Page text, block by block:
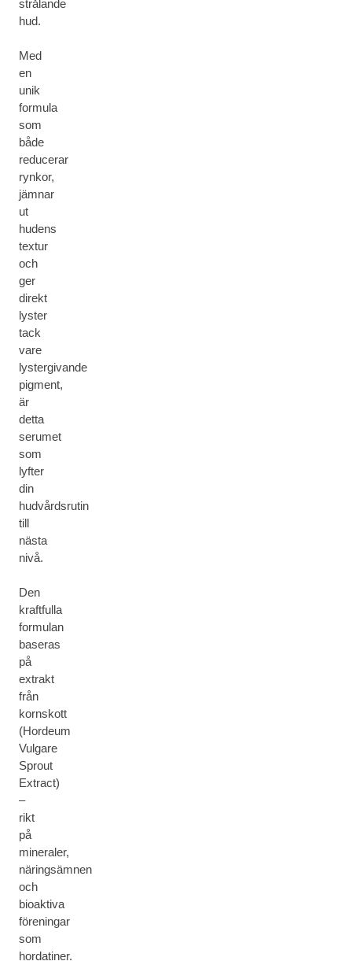
strålande
hud.
Med
en
unik
formula
som
både
reducerar
rynkor,
jämnar
ut
hudens
textur
och
ger
direkt
lyster
tack
vare
lystergivande
pigment,
är
detta
serumet
som
lyfter
din
hudvårdsrutin
till
nästa
nivå.
Den
kraftfulla
formulan
baseras
på
extrakt
från
kornskott
(Hordeum
Vulgare
Sprout
Extract)
–
rikt
på
mineraler,
näringsämnen
och
bioaktiva
föreningar
som
hordatiner.